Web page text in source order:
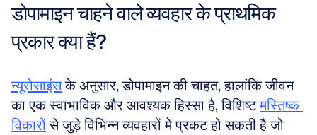
डोपामाइन चाहने वाले व्यवहार के प्राथमिक
प्रकार क्या हैं?
न्यूरोसाइंस के अनुसार, डोपामाइन की चाहत, हालांकि जीवन
का एक स्वाभाविक और आवश्यक हिस्सा है, विशिष्ट मस्तिष्क
विकारों से जुड़े विभिन्न व्यवहारों में प्रकट हो सकती है जो